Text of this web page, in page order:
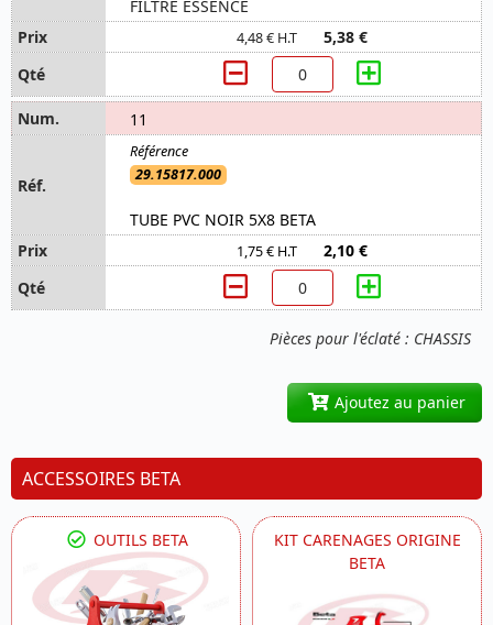
Pièces pour l'éclaté : CHASSIS
FILTRE ESSENCE
4,48 € H.T 5,38 €
11
29.15817.000
TUBE PVC NOIR 5X8 BETA
1,75 € H.T 2,10 €
Ajoutez au panier
ACCESSOIRES BETA
OUTILS BETA
KIT CARENAGES ORIGINE
BETA